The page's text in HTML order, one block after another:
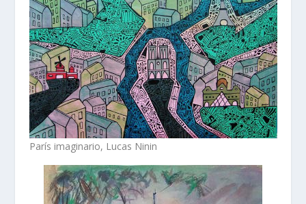
París imaginario, Lucas Ninin